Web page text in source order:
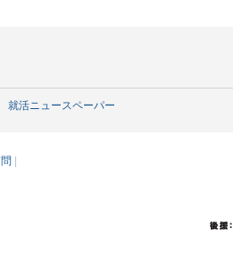
就活ニュースペーパー